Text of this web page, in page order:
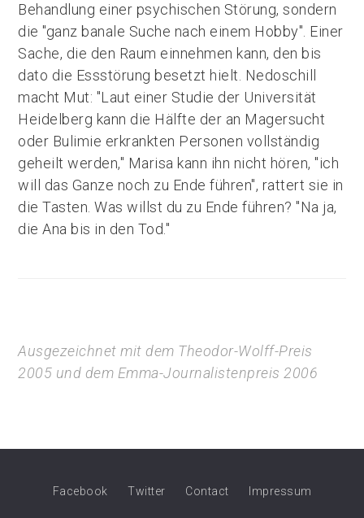
Behandlung einer psychischen Störung, sondern
die "ganz banale Suche nach einem Hobby". Einer
Sache, die den Raum einnehmen kann, den bis
dato die Essstörung besetzt hielt. Nedoschill
macht Mut: "Laut einer Studie der Universität
Heidelberg kann die Hälfte der an Magersucht
oder Bulimie erkrankten Personen vollständig
geheilt werden," Marisa kann ihn nicht hören, "ich
will das Ganze noch zu Ende führen", rattert sie in
die Tasten. Was willst du zu Ende führen? "Na ja,
die Ana bis in den Tod."
Ausgezeichnet mit dem Theodor-Wolff-Preis
2005 und dem Emma-Journalistenpreis 2006
Facebook Twitter Contact Impressum